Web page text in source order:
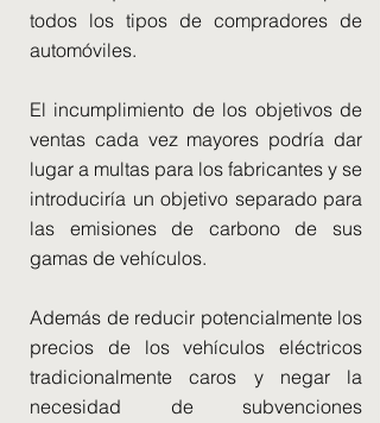
todos los tipos de compradores de
automóviles.
El incumplimiento de los objetivos de
ventas cada vez mayores podría dar
lugar a multas para los fabricantes y se
introduciría un objetivo separado para
las emisiones de carbono de sus
gamas de vehículos.
Además de reducir potencialmente los
precios de los vehículos eléctricos
tradicionalmente caros y negar la
necesidad de subvenciones